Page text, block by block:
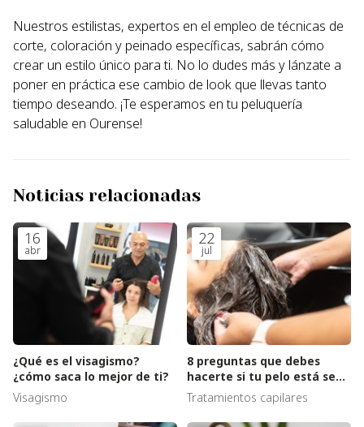
Nuestros estilistas, expertos en el empleo de técnicas de
corte, coloración y peinado específicas, sabrán cómo
crear un estilo único para ti. No lo dudes más y lánzate a
poner en práctica ese cambio de look que llevas tanto
tiempo deseando. ¡Te esperamos en tu peluquería
saludable en Ourense!
Noticias relacionadas
16
abr
¿Qué es el visagismo?
¿cómo saca lo mejor de ti?
Visagismo
22
jul
8 preguntas que debes
hacerte si tu pelo está seco
y sin vida
Tratamientos capilares